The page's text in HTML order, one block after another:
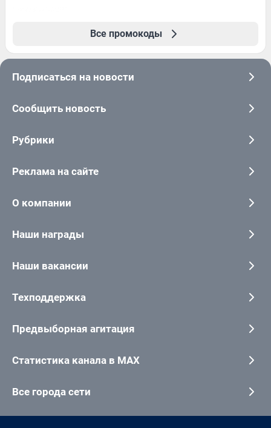
Все промокоды
Подписаться на новости
Сообщить новость
Рубрики
Реклама на сайте
О компании
Наши награды
Наши вакансии
Техподдержка
Предвыборная агитация
Статистика канала в MAX
Все города сети